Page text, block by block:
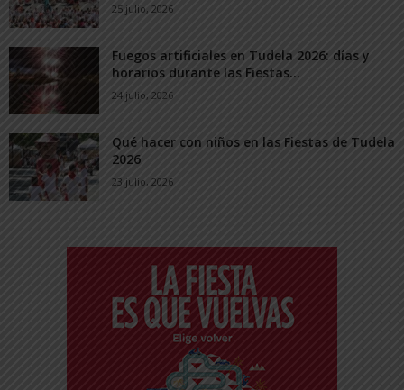
25 julio, 2026
Fuegos artificiales en Tudela 2026: días y
horarios durante las Fiestas...
24 julio, 2026
Qué hacer con niños en las Fiestas de Tudela
2026
23 julio, 2026